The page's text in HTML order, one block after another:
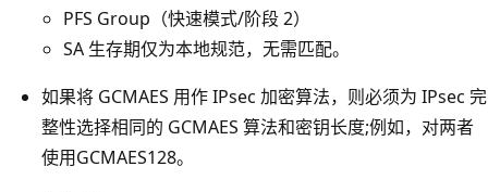
PFS Group（快速模式/阶段 2）
SA 生存期仅为本地规范，无需匹配。
如果将 GCMAES 用作 IPsec 加密算法，则必须为 IPsec 完
整性选择相同的 GCMAES 算法和密钥长度;例如，对两者
使用GCMAES128。